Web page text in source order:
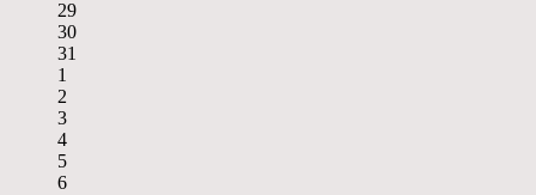
29
30
31
1
2
3
4
5
6